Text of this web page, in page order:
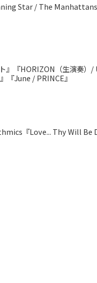
Star / The
』『HORIZON（生演奏
『June / PRINCE』
『Love... Thy Will